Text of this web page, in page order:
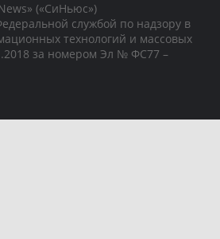
(«СиНьюс»)
службой по надзору в
технологий и массовых
за номером Эл № ФС77 –